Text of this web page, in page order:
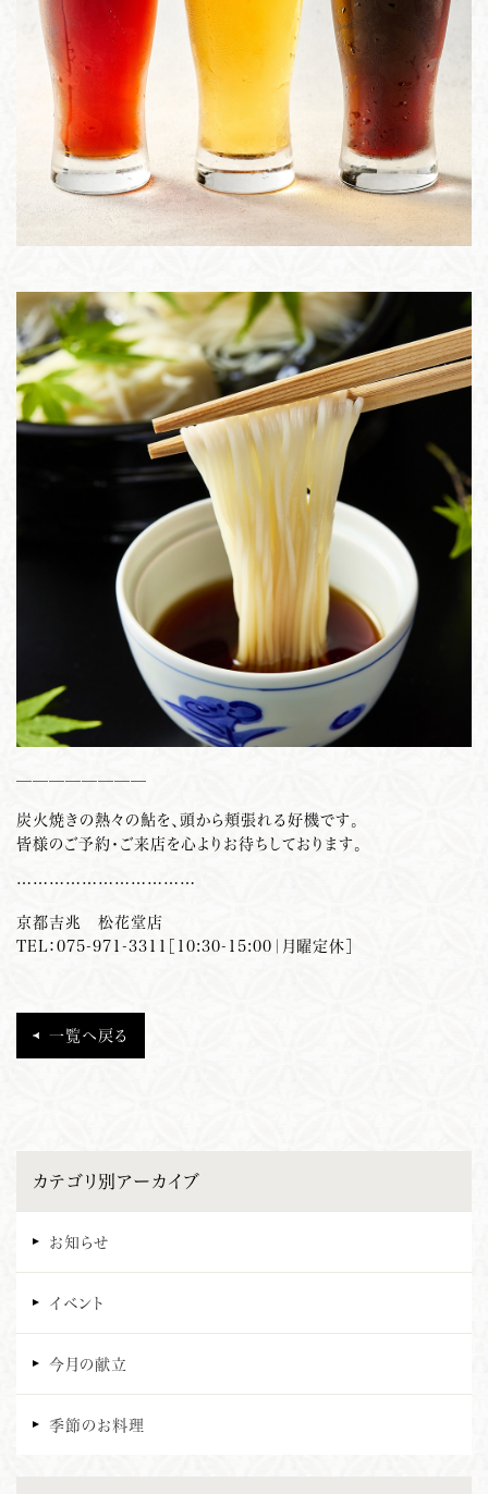
————————
炭火焼きの熱々の鮎を、頭から頬張れる好機です。
皆様のご予約・ご来店を心よりお待ちしております。
……………………………
京都吉兆 松花堂店
TEL：075-971-3311［10:30-15:00｜月曜定休］
一覧へ戻る
カテゴリ別アーカイブ
お知らせ
イベント
今月の献立
季節のお料理